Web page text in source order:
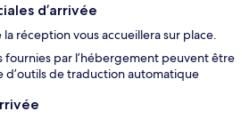
d’arrivée
la réception vous accueillera sur place.
fournies par l’hébergement peuvent être
d’outils de traduction automatique